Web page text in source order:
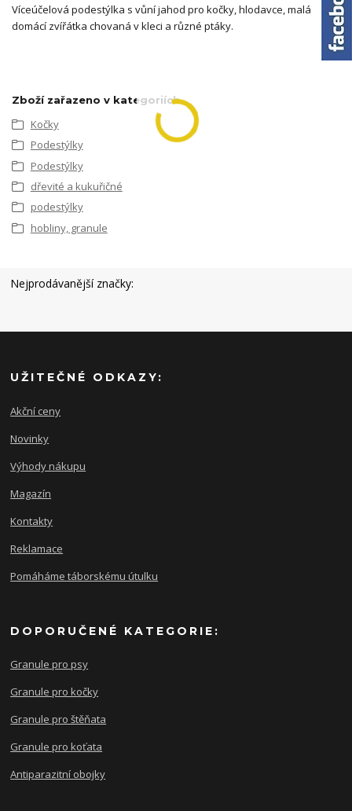
Víceúčelová podestýlka s vůní jahod pro kočky, hlodavce, malá
domácí zvířátka chovaná v kleci a různé ptáky.
Zboží zařazeno v kategoriích
Kočky
Podestýlky
Podestýlky
dřevité a kukuřičné
podestýlky
hobliny, granule
Nejprodávanější značky:
UŽITEČNÉ ODKAZY:
Akční ceny
Novinky
Výhody nákupu
Magazín
Kontakty
Reklamace
Pomáháme táborskému útulku
DOPORUČENÉ KATEGORIE:
Granule pro psy
Granule pro kočky
Granule pro štěňata
Granule pro koťata
Antiparazitní obojky